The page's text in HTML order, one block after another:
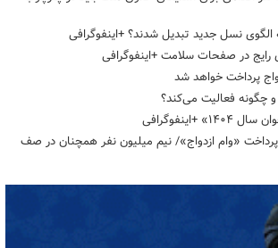
الگوی نسل جدید تبدیل شدند؟ +اینفوگرافی
چگونه فعالیت می‌کند؟
پرداخت «وام ازدواج»/ نیم میلیون نفر همچنان در صف